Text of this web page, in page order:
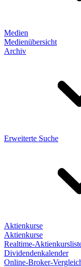
Medien
Medienübersicht
Archiv
Erweiterte Suche
Aktienkurse
Aktienkurse
Realtime-
Dividendenkalender
Online-Broker-